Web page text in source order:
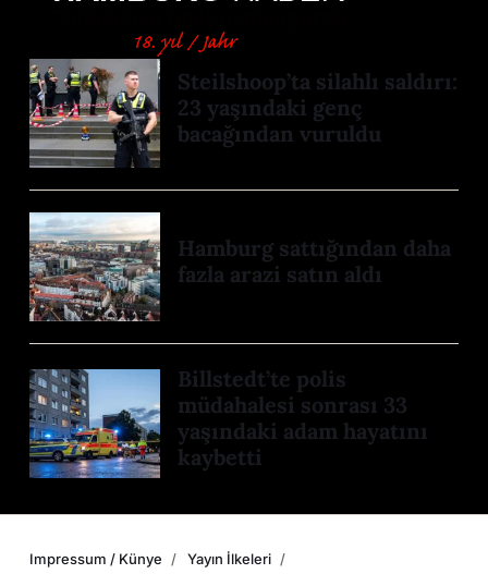
Steilshoop’ta silahlı saldırı:
23 yaşındaki genç
bacağından vuruldu
Hamburg sattığından daha
fazla arazi satın aldı
Billstedt’te polis
müdahalesi sonrası 33
yaşındaki adam hayatını
kaybetti
Impressum / Künye Yayın İlkeleri